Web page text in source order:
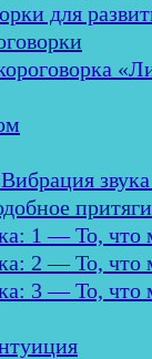
для
1 — То,
2 — То, что
3 — То,